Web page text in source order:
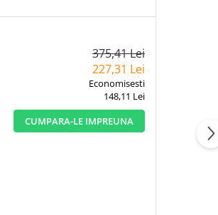
375,41 Lei
227,31 Lei
Economisesti
148,11 Lei
CUMPARA-LE IMPREUNA